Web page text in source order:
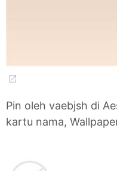
Pin oleh vaebjsh di
kartu nama,